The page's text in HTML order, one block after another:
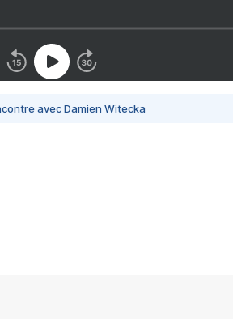
avec Damien Witecka